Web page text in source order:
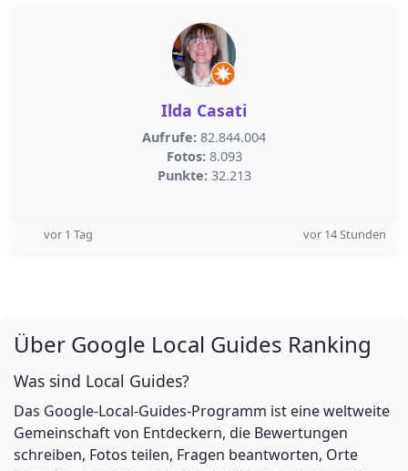
Ilda Casati
Aufrufe: 82.844.004
Fotos: 8.093
Punkte: 32.213
vor 1 Tag vor 14 Stunden
Über Google Local Guides Ranking
Was sind Local Guides?
Das Google-Local-Guides-Programm ist eine weltweite
Gemeinschaft von Entdeckern, die Bewertungen
schreiben, Fotos teilen, Fragen beantworten, Orte